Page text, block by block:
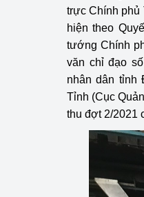
trực Chính phủ
hiện theo
tướng Chính
văn chỉ đạo
nhân dân tỉnh
Tỉnh (Cục
thu đợt 2/2021